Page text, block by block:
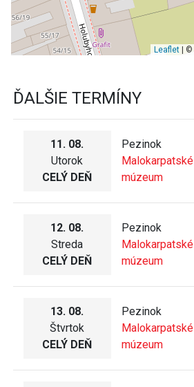
Leaflet| ©
ĎALŠIE TERMÍNY
11. 08.
Utorok
CELÝ DEŇ
Pezinok
Malokarpatské
múzeum
12. 08.
Streda
CELÝ DEŇ
Pezinok
Malokarpatské
múzeum
13. 08.
Štvrtok
CELÝ DEŇ
Pezinok
Malokarpatské
múzeum